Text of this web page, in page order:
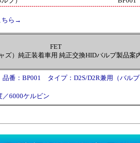
ちら→
FET
ズ）純正装着車用 純正交換HIDバルブ製品案
番：BP001 タイプ：D2S/D2R兼用（バル
6000ケルビン